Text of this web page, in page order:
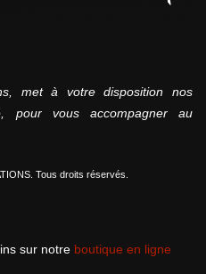
met à votre disposition nos
pour vous accompagner au
Tous droits réservés.
sur notre boutique en ligne